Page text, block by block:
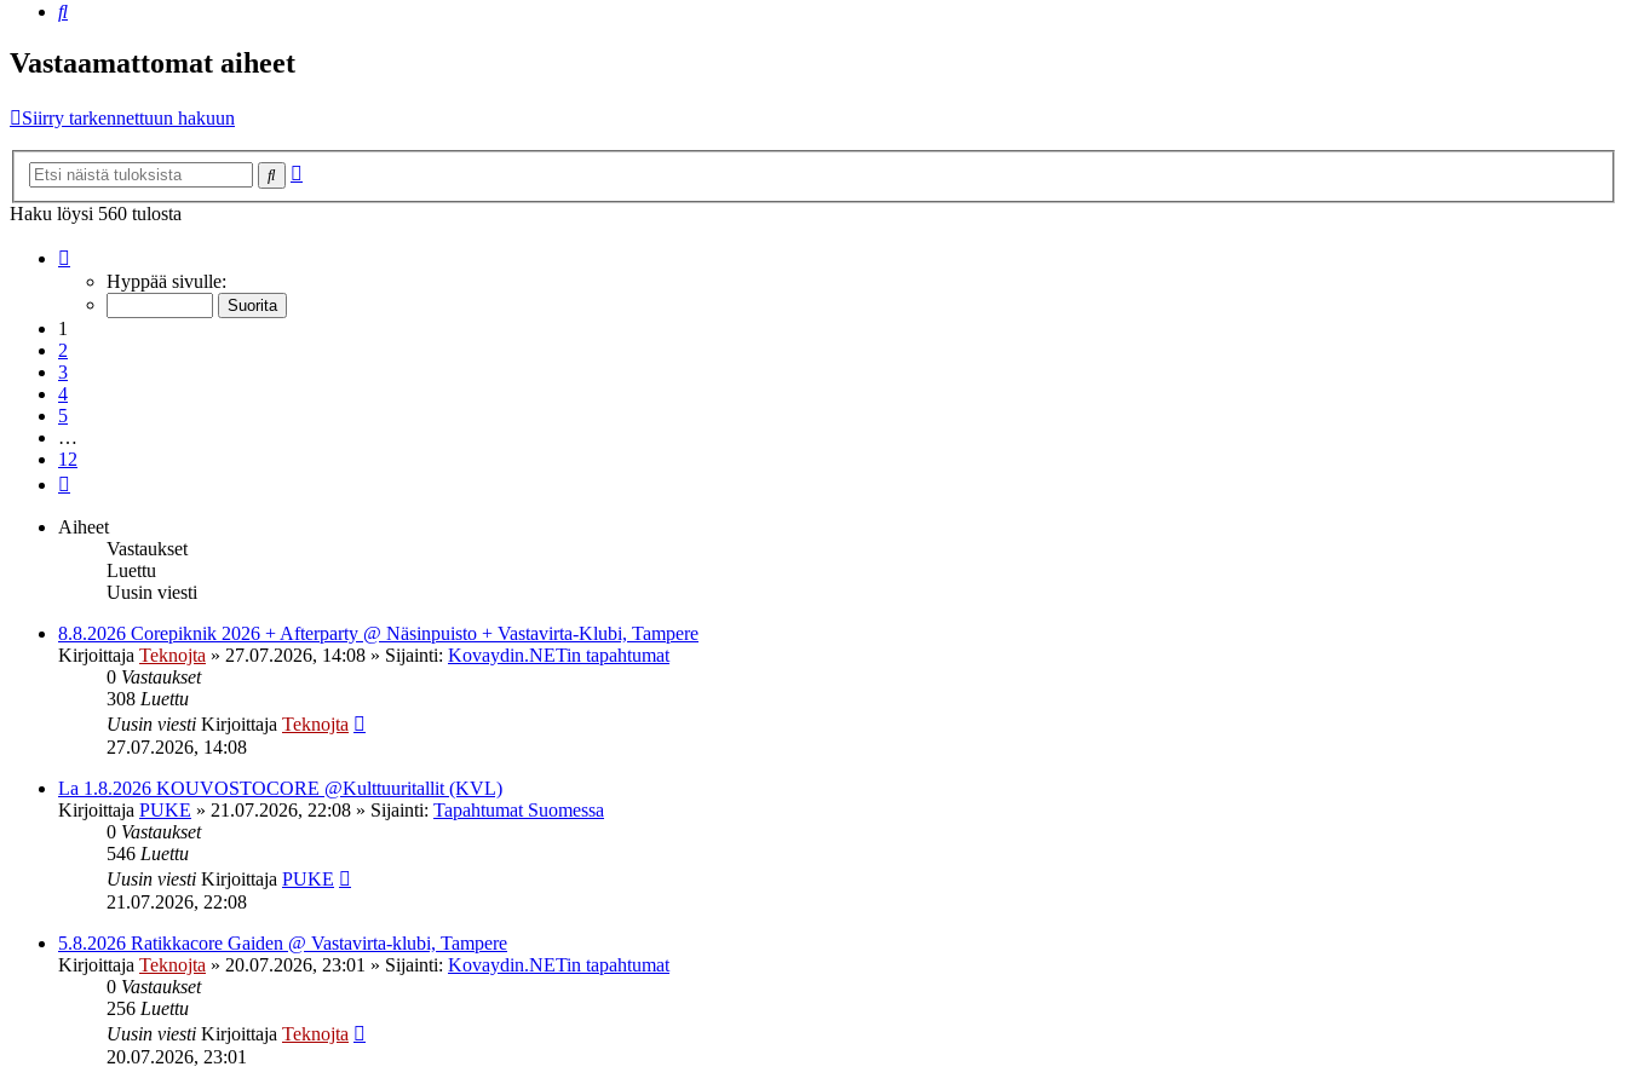
Etsi
Vastaamattomat aiheet
Siirry tarkennettuun hakuun
Etsi
Haku löysi 560 tulosta
12 Hyppää sivulle:
1
2
3
4
5
…
12
Aiheet
Vastaukset
Luettu
Uusin viesti
8.8.2026 Corepiknik 2026 + Afterparty @ Näsinpuisto + Vastavirta-Klubi, Tampere
Kirjoittaja Teknojta » 27.07.2026, 14:08 » Sijainti: Kovaydin.NETin tapahtumat
0 Vastaukset
308 Luettu
Uusin viesti Kirjoittaja Teknojta
27.07.2026, 14:08
La 1.8.2026 KOUVOSTOCORE @Kulttuuritallit (KVL)
Kirjoittaja PUKE » 21.07.2026, 22:08 » Sijainti: Tapahtumat Suomessa
0 Vastaukset
546 Luettu
Uusin viesti Kirjoittaja PUKE
21.07.2026, 22:08
5.8.2026 Ratikkacore Gaiden @ Vastavirta-klubi, Tampere
Kirjoittaja Teknojta » 20.07.2026, 23:01 » Sijainti: Kovaydin.NETin tapahtumat
0 Vastaukset
256 Luettu
Uusin viesti Kirjoittaja Teknojta
20.07.2026, 23:01